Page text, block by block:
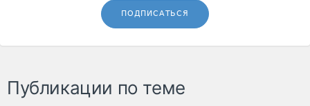
ПОДПИСАТЬСЯ
Публикации по теме